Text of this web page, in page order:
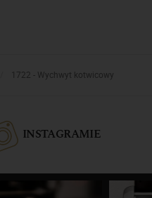
1722 - Wychwyt kotwicowy
INSTAGRAMIE